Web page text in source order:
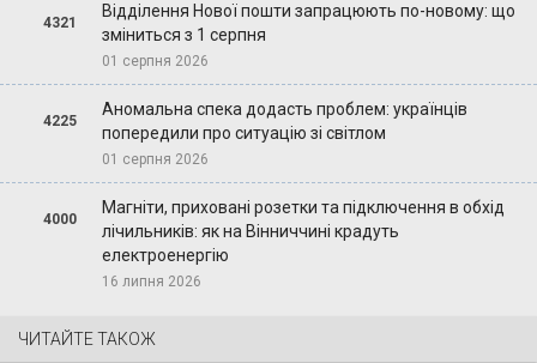
4321
Відділення Нової пошти запрацюють по-новому: що
зміниться з 1 серпня
01 серпня 2026
4225
Аномальна спека додасть проблем: українців
попередили про ситуацію зі світлом
01 серпня 2026
4000
Магніти, приховані розетки та підключення в обхід
лічильників: як на Вінниччині крадуть
електроенергію
16 липня 2026
ЧИТАЙТЕ ТАКОЖ